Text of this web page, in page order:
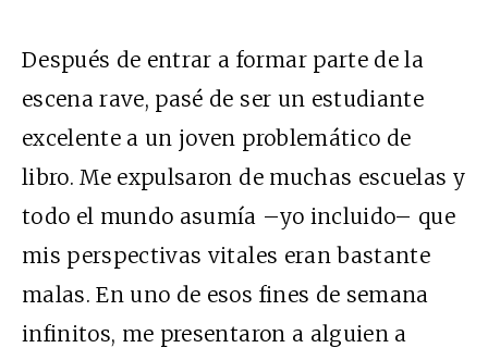
Después de entrar a formar parte de la
escena rave, pasé de ser un estudiante
excelente a un joven problemático de
libro. Me expulsaron de muchas escuelas y
todo el mundo asumía –yo incluido– que
mis perspectivas vitales eran bastante
malas. En uno de esos fines de semana
infinitos, me presentaron a alguien a